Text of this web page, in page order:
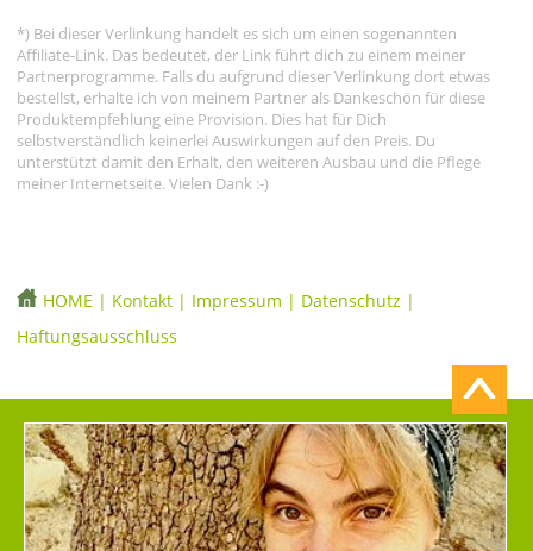
*) Bei dieser Verlinkung handelt es sich um einen sogenannten
Affiliate-Link. Das bedeutet, der Link führt dich zu einem meiner
Partnerprogramme. Falls du aufgrund dieser Verlinkung dort etwas
bestellst, erhalte ich von meinem Partner als Dankeschön für diese
Produktempfehlung eine Provision. Dies hat für Dich
selbstverständlich keinerlei Auswirkungen auf den Preis. Du
unterstützt damit den Erhalt, den weiteren Ausbau und die Pflege
meiner Internetseite. Vielen Dank :-)
HOME | Kontakt | Impressum | Datenschutz |
Haftungsausschluss